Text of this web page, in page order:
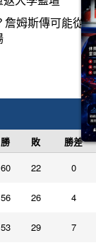
詹姆斯傳可能從紐